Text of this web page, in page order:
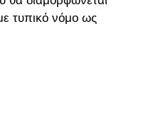
τυπικό νόμο ως